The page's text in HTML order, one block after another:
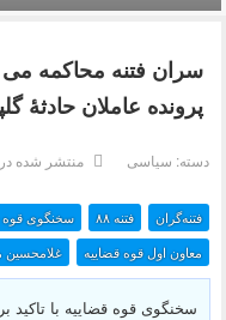
سران فتنه محاکمه
پرونده عاملان حادثۀ
دسته: سیاسی منتشر شده در 16 دی 1393
فتنه‌گران فتنه ۸۸ سخنگوی قوه
غلامحسین
معاون اول قوه قضاییه